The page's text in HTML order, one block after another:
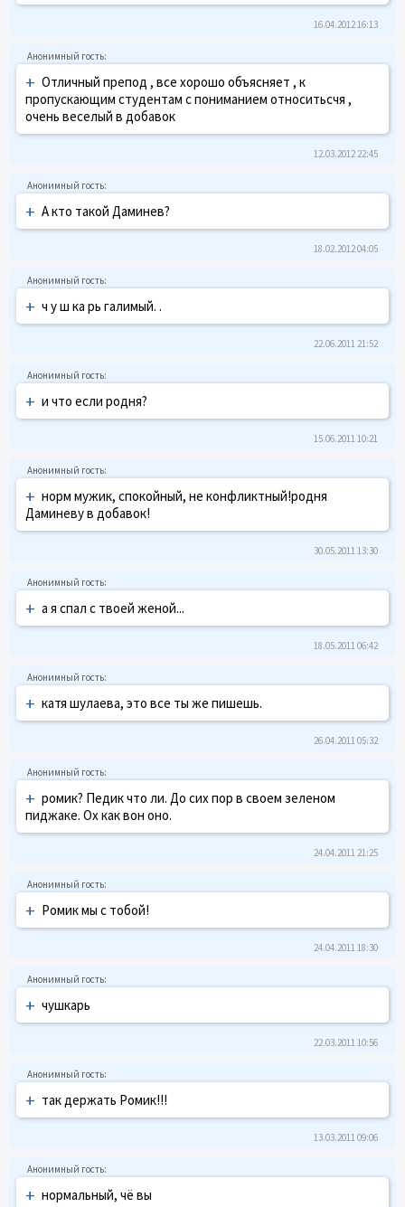
16.04.2012 16:13
+ Отличный препод , все хорошо объясняет , к
пропускающим студентам с пониманием относитьсчя ,
очень веселый в добавок
12.03.2012 22:45
+ А кто такой Даминев?
18.02.2012 04:05
+ ч у ш кa рь гaлимый. .
22.06.2011 21:52
+ и что eсли родня?
15.06.2011 10:21
+ норм мужик, спокойный, не конфликтный!родня
Даминеву в добавок!
30.05.2011 13:30
+ а я спал с твоей женой...
18.05.2011 06:42
+ катя шулаева, это всe ты жe пишeшь.
26.04.2011 05:32
+ ромик? Пeдик что ли. До сих пор в своeм зeлeном
пиджaкe. Ох кaк вон оно.
24.04.2011 21:25
+ Ромик мы с тобой!
24.04.2011 18:30
+ чушкaрь
22.03.2011 10:56
+ так держать Ромик!!!
13.03.2011 09:06
+ нормальный, чё вы